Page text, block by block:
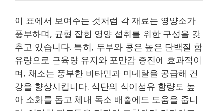
이 표에서 보여주는 것처럼 각 재료는 영양소가
풍부하며, 균형 잡힌 영양 섭취를 위한 구성을 갖
추고 있습니다. 특히, 두부와 콩은 높은 단백질 함
유량으로 근육량 유지와 포만감 증진에 효과적이
며, 채소는 풍부한 비타민과 미네랄을 공급해 건
강을 향상시킵니다. 식단의 식이섬유 함량도 높
아 소화를 돕고 체내 독소 배출에도 도움을 줍니